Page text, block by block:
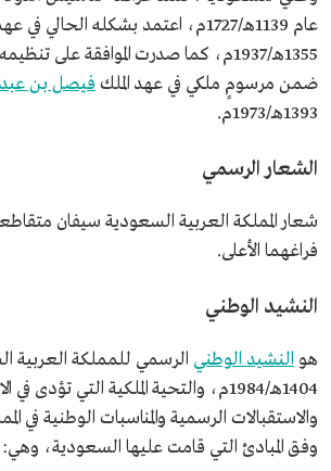
عام 1139هـ/1727م، اعتمد بشكله
1355هـ/1937م، كما صدرت الموافقة على
ضمن مرسومٍ ملكي في عهد الملك فيصل بن
1393هـ/1973م.
الشعار الرسمي
شعار المملكة العربية السعودية سيفان
فراغهما الأعلى.
النشيد الوطني
هو النشيد الوطني الرسمي للمملكة العربية
1404هـ/1984م، والتحية الملكية التي تؤدى
والاستقبالات الرسمية والمناسبات الوطنية في
وفق المبادئ التي قامت عليها السعودية، وهي: